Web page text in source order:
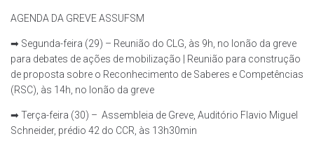
AGENDA DA GREVE ASSUFSM
➡ Segunda-feira (29) – Reunião do CLG, às 9h, no lonão da greve
para debates de ações de mobilização | Reunião para construção
de proposta sobre o Reconhecimento de Saberes e Competências
(RSC), às 14h, no lonão da greve
➡ Terça-feira (30) – Assembleia de Greve, Auditório Flavio Miguel
Schneider, prédio 42 do CCR, às 13h30min